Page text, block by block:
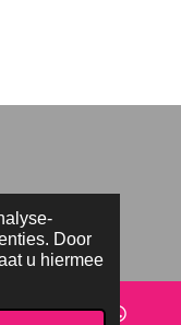
Door
u hiermee